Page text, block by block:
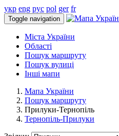
укр eng рус pol ger fr
Toggle navigation
Міста України
Області
Пошук маршруту
Пошук вулиці
Інші мапи
Мапа України
Пошук маршруту
Прилуки-Тернопіль
Тернопіль-Прилуки